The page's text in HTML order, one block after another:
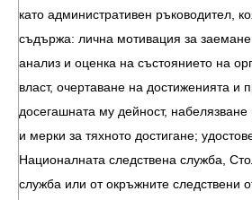
като административен ръководител,
съдържа: лична мотивация за заемане
анализ и оценка на състоянието на
власт, очертаване на достиженията и
досегашната му дейност, набелязване
и мерки за тяхното достигане;
Националната следствена служба,
служба или от окръжните следствени